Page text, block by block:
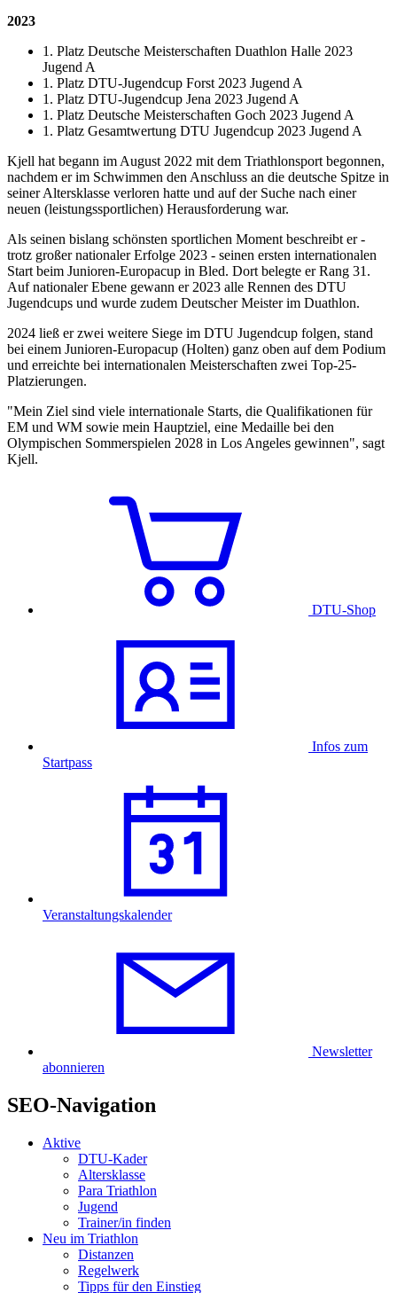
2023
1. Platz Deutsche Meisterschaften Duathlon Halle 2023
Jugend A
1. Platz DTU-Jugendcup Forst 2023 Jugend A
1. Platz DTU-Jugendcup Jena 2023 Jugend A
1. Platz Deutsche Meisterschaften Goch 2023 Jugend A
1. Platz Gesamtwertung DTU Jugendcup 2023 Jugend A
Kjell hat begann im August 2022 mit dem Triathlonsport begonnen,
nachdem er im Schwimmen den Anschluss an die deutsche Spitze in
seiner Altersklasse verloren hatte und auf der Suche nach einer
neuen (leistungssportlichen) Herausforderung war.
Als seinen bislang schönsten sportlichen Moment beschreibt er -
trotz großer nationaler Erfolge 2023 - seinen ersten internationalen
Start beim Junioren-Europacup in Bled. Dort belegte er Rang 31.
Auf nationaler Ebene gewann er 2023 alle Rennen des DTU
Jugendcups und wurde zudem Deutscher Meister im Duathlon.
2024 ließ er zwei weitere Siege im DTU Jugendcup folgen, stand
bei einem Junioren-Europacup (Holten) ganz oben auf dem Podium
und erreichte bei internationalen Meisterschaften zwei Top-25-
Platzierungen.
"Mein Ziel sind viele internationale Starts, die Qualifikationen für
EM und WM sowie mein Hauptziel, eine Medaille bei den
Olympischen Sommerspielen 2028 in Los Angeles gewinnen", sagt
Kjell.
DTU-Shop
Infos zum
Startpass
Veranstaltungskalender
Newsletter
abonnieren
SEO-Navigation
Aktive
DTU-Kader
Altersklasse
Para Triathlon
Jugend
Trainer/in finden
Neu im Triathlon
Distanzen
Regelwerk
Tipps für den Einstieg